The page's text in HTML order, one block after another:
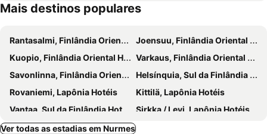
Mais destinos populares
Rantasalmi, Finlândia Oriental Hotéis
Joensuu, Finlândia Oriental Hotéis
Kuopio, Finlândia Oriental Hotéis
Varkaus, Finlândia Oriental Hotéis
Savonlinna, Finlândia Oriental Hotéis
Helsínquia, Sul da Finlândia Hotéis
Rovaniemi, Lapônia Hotéis
Kittilä, Lapônia Hotéis
Vantaa, Sul da Finlândia Hotéis
Sirkka / Levi, Lapônia Hotéis
Inari, Lapônia Hotéis
Ver todas as estadias em Nurmes